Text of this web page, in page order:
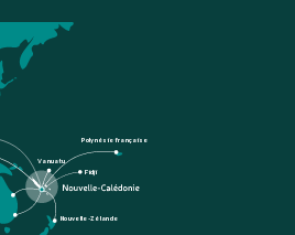
Polynésie française
Fidji
Nouvelle-Zélande
Vanuatu